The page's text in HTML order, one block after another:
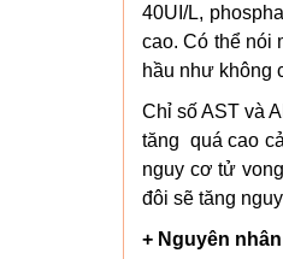
40UI/L,
cao. Có thể nói
hầu như không
Chỉ số AST và
tăng quá cao
nguy cơ tử
đôi sẽ tăng
+ Nguyên